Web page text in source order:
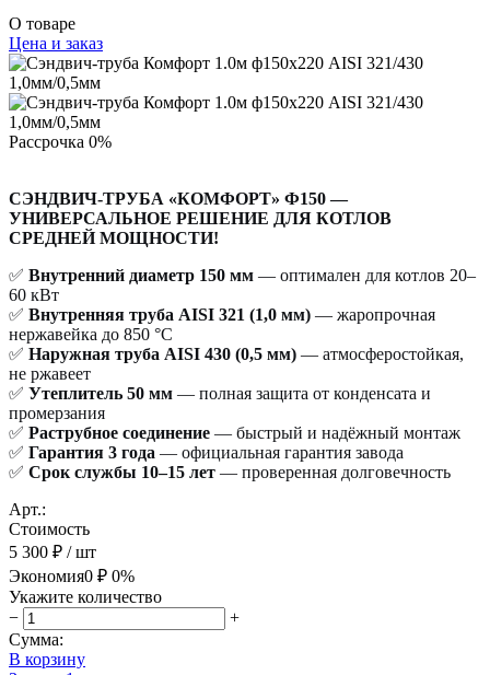
О товаре
Цена и заказ
Рассрочка 0%
СЭНДВИЧ-ТРУБА «КОМФОРТ» Ф150 —
УНИВЕРСАЛЬНОЕ РЕШЕНИЕ ДЛЯ КОТЛОВ
СРЕДНЕЙ МОЩНОСТИ!
✅ Внутренний диаметр 150 мм — оптимален для котлов 20–
60 кВт
✅ Внутренняя труба AISI 321 (1,0 мм) — жаропрочная
нержавейка до 850 °С
✅ Наружная труба AISI 430 (0,5 мм) — атмосферостойкая,
не ржавеет
✅ Утеплитель 50 мм — полная защита от конденсата и
промерзания
✅ Раструбное соединение — быстрый и надёжный монтаж
✅ Гарантия 3 года — официальная гарантия завода
✅ Срок службы 10–15 лет — проверенная долговечность
Арт.:
Стоимость
5 300 ₽ / шт
Экономия0 ₽ 0%
Укажите количество
−
+
Сумма:
В корзину